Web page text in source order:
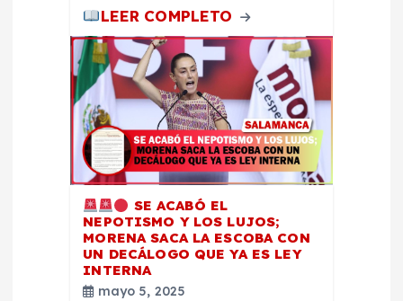
LEER COMPLETO
SE ACABÓ EL
NEPOTISMO Y LOS LUJOS;
MORENA SACA LA ESCOBA CON
UN DECÁLOGO QUE YA ES LEY
INTERNA
mayo 5, 2025